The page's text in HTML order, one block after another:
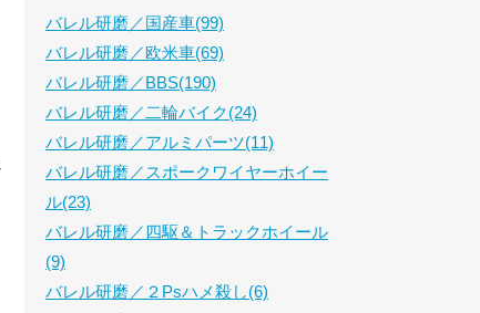
バレル研磨／国産車(99)
バレル研磨／欧米車(69)
バレル研磨／BBS(190)
バレル研磨／二輪バイク(24)
バレル研磨／アルミパーツ(11)
バレル研磨／スポークワイヤーホイー
ル(23)
バレル研磨／四駆＆トラックホイール
(9)
バレル研磨／２Psハメ殺し(6)